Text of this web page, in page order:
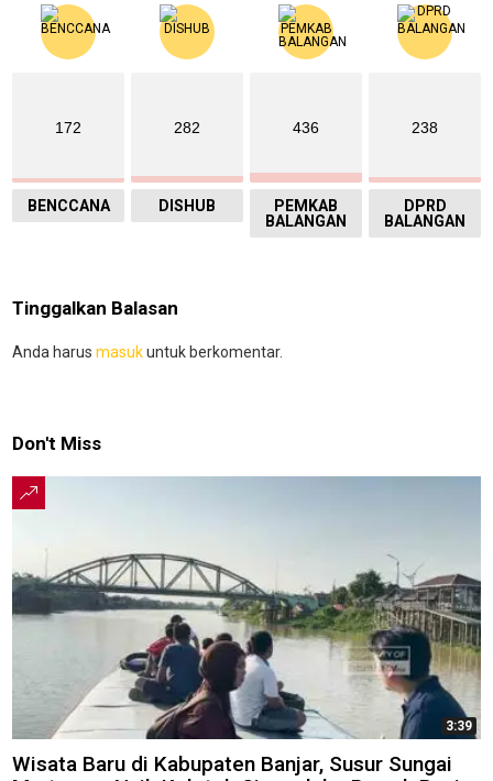
172
BENCCANA
282
DISHUB
436
PEMKAB
BALANGAN
238
DPRD
BALANGAN
Tinggalkan Balasan
Anda harus masukuntuk berkomentar.
Don't Miss
3:39
Wisata Baru di Kabupaten Banjar, Susur Sungai